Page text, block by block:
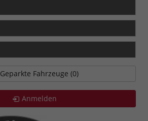
Geparkte Fahrzeuge (0)
Anmelden